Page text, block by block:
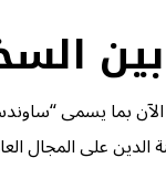
بما يسمى
على المجال